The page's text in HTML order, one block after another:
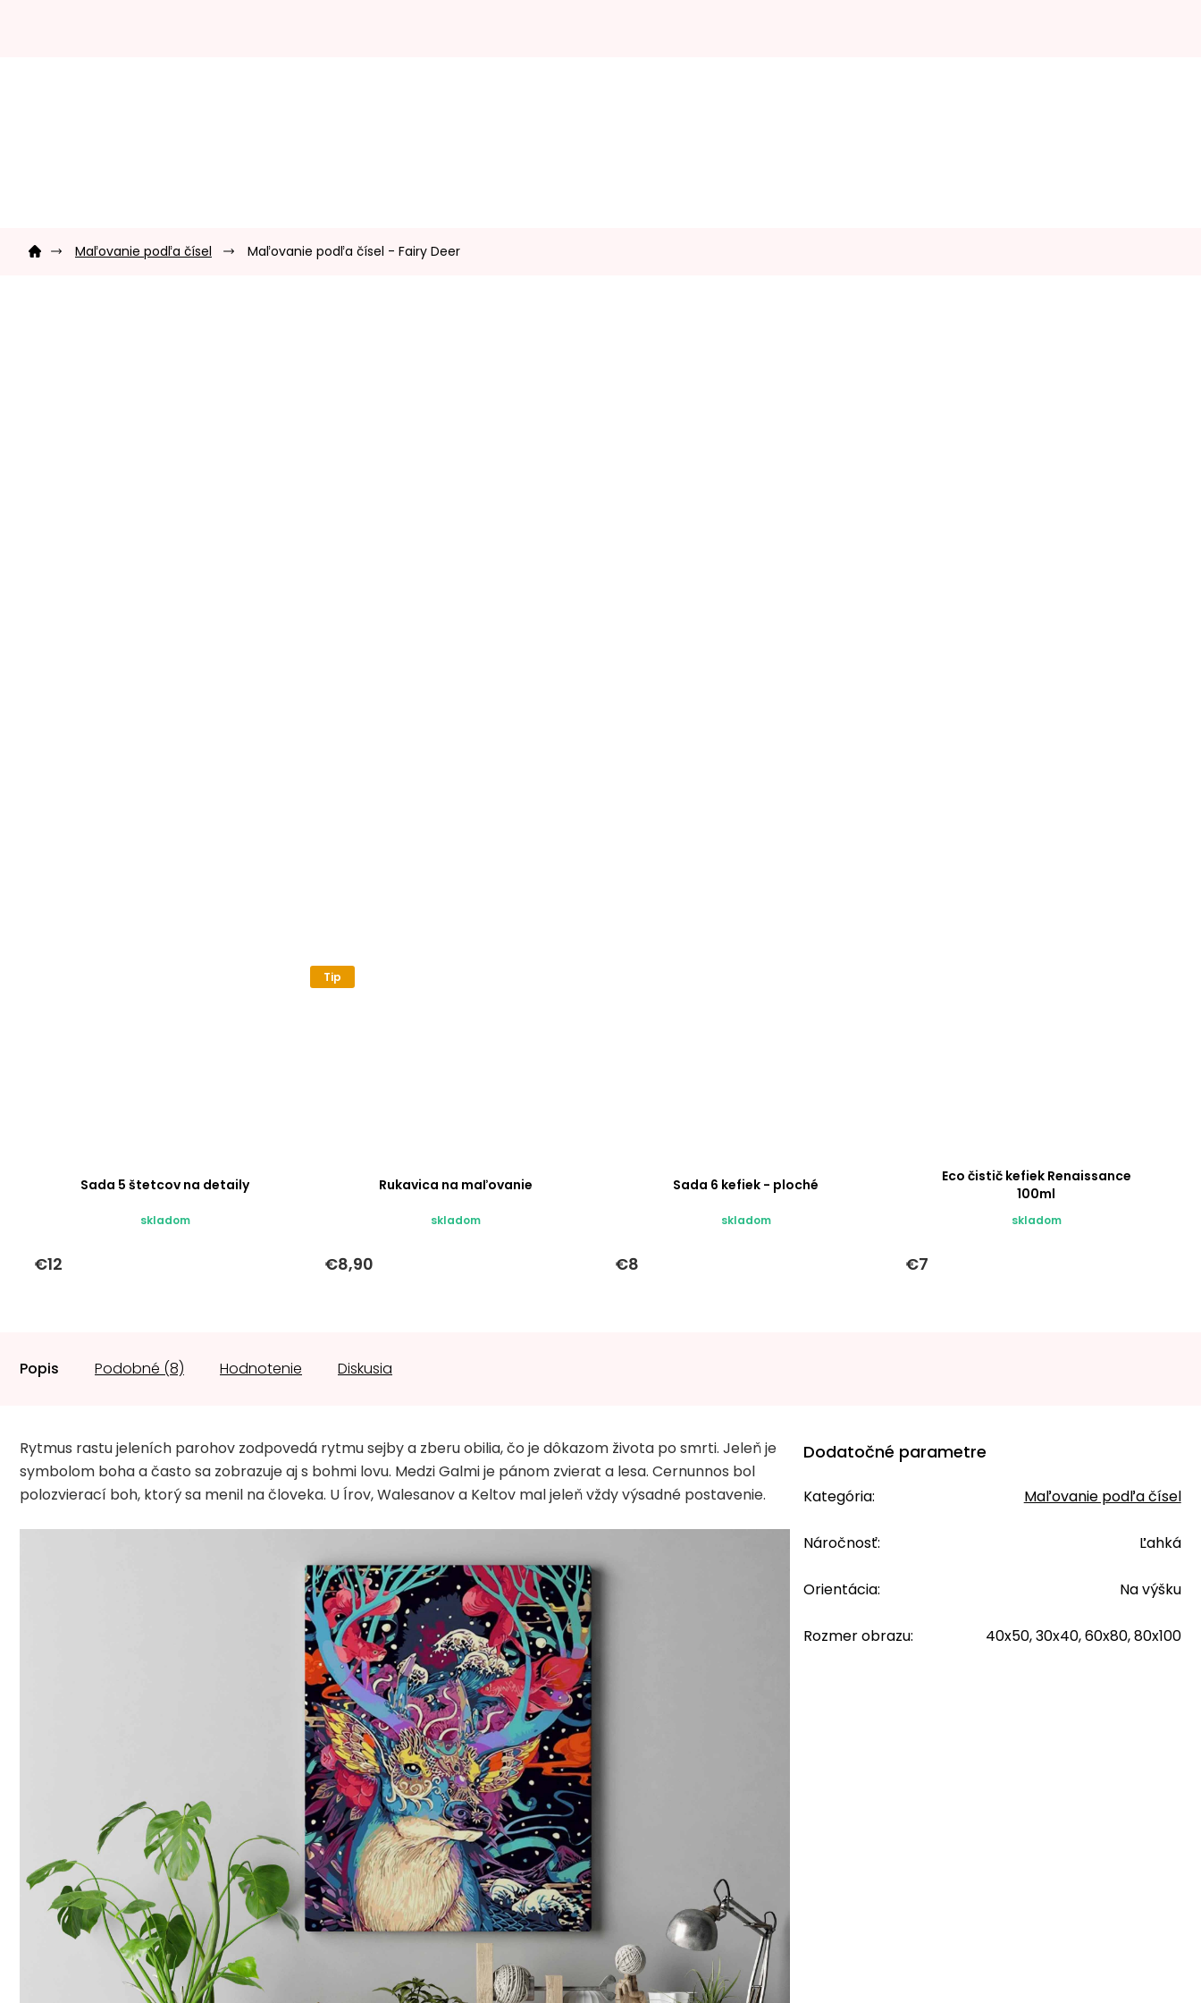
Domov Maľovanie podľa čísel Maľovanie podľa čísel - Fairy Deer
Sada 5 štetcov na detaily
skladom
€12
Tip
Rukavica na maľovanie
skladom
€8,90
Sada 6 kefiek - ploché
skladom
€8
Eco čistič kefiek Renaissance
100ml
skladom
€7
Popis Podobné (8) Hodnotenie Diskusia
Rytmus rastu jeleních parohov zodpovedá rytmu sejby a zberu obilia, čo je dôkazom života po smrti. Jeleň je
symbolom boha a často sa zobrazuje aj s bohmi lovu. Medzi Galmi je pánom zvierat a lesa. Cernunnos bol
polozvierací boh, ktorý sa menil na človeka. U Írov, Walesanov a Keltov mal jeleň vždy výsadné postavenie.
Dodatočné parametre
Kategória: Maľovanie podľa čísel
Náročnosť: Ľahká
Orientácia: Na výšku
Rozmer obrazu: 40x50, 30x40, 60x80, 80x100